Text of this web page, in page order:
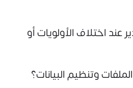
عند اختلاف الأولويات أو
وتنظيم البيانات؟